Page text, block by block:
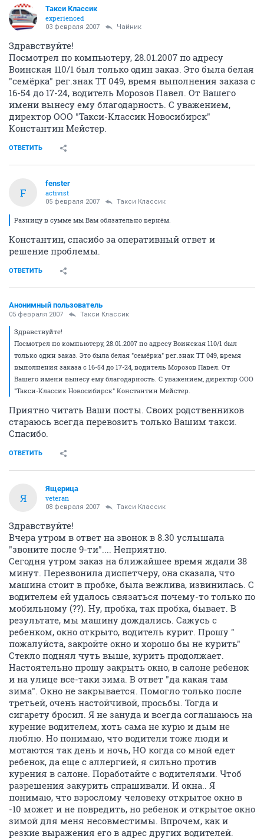
Такси Классик
experienced
03 февраля 2007 Чайник
Здравствуйте!
Посмотрел по компьютеру, 28.01.2007 по адресу
Воинская 110/1 был только один заказ. Это была белая
"семёрка" рег.знак ТТ 049, время выполнения заказа с
16-54 до 17-24, водитель Морозов Павел. От Вашего
имени вынесу ему благодарность. С уважением,
директор ООО "Такси-Классик Новосибирск"
Константин Мейстер.
ОТВЕТИТЬ
F
fenster
activist
05 февраля 2007 Такси Классик
Разницу в сумме мы Вам обязательно вернём.
Константин, спасибо за оперативный ответ и
решение проблемы.
ОТВЕТИТЬ
Анонимный пользователь
05 февраля 2007 Такси Классик
Здравствуйте!
Посмотрел по компьютеру, 28.01.2007 по адресу Воинская 110/1 был
только один заказ. Это была белая "семёрка" рег.знак ТТ 049, время
выполнения заказа с 16-54 до 17-24, водитель Морозов Павел. От
Вашего имени вынесу ему благодарность. С уважением, директор ООО
"Такси-Классик Новосибирск" Константин Мейстер.
Приятно читать Ваши посты. Своих родственников
стараюсь всегда перевозить только Вашим такси.
Спасибо.
ОТВЕТИТЬ
Я
Ящерица
veteran
08 февраля 2007 Такси Классик
Здравствуйте!
Вчера утром в ответ на звонок в 8.30 услышала
"звоните после 9-ти".... Неприятно.
Сегодня утром заказ на ближайшее время ждали 38
минут. Перезвонила диспетчеру, она сказала, что
машина стоит в пробке, была вежлива, извинилась. С
водителем ей удалось связаться почему-то только по
мобильному (??). Ну, пробка, так пробка, бывает. В
результате, мы машину дождались. Сажусь с
ребенком, окно открыто, водитель курит. Прошу "
пожалуйста, закройте окно и хорошо бы не курить"
Стекло поднял чуть выше, курить продолжает.
Настоятельно прошу закрыть окно, в салоне ребенок
и на улице все-таки зима. В ответ "да какая там
зима". Окно не закрывается. Помогло только после
третьей, очень настойчивой, просьбы. Тогда и
сигарету бросил. Я не зануда и всегда соглашаюсь на
курение водителем, хоть сама не курю и дым не
люблю. Но понимаю, что водители тоже люди и
мотаются так день и ночь, НО когда со мной едет
ребенок, да еще с аллергией, я сильно против
курения в салоне. Поработайте с водителями. Чтоб
разрешения закурить спрашивали. И окна.. Я
понимаю, что взрослому человеку открытое окно в
-10 может и не повредить, но ребенок и открытое окно
зимой для меня несовместимы. Впрочем, как и
резкие выражения его в адрес других водителей.